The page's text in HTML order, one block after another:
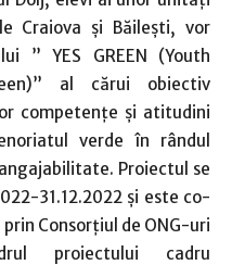
Craiova și Băilești, vor
” YES GREEN (Youth
al cărui obiectiv
competențe și atitudini
verde în rândul
Proiectul se
31.12.2022 și este co-
Consorțiul de ONG-uri
proiectului cadru